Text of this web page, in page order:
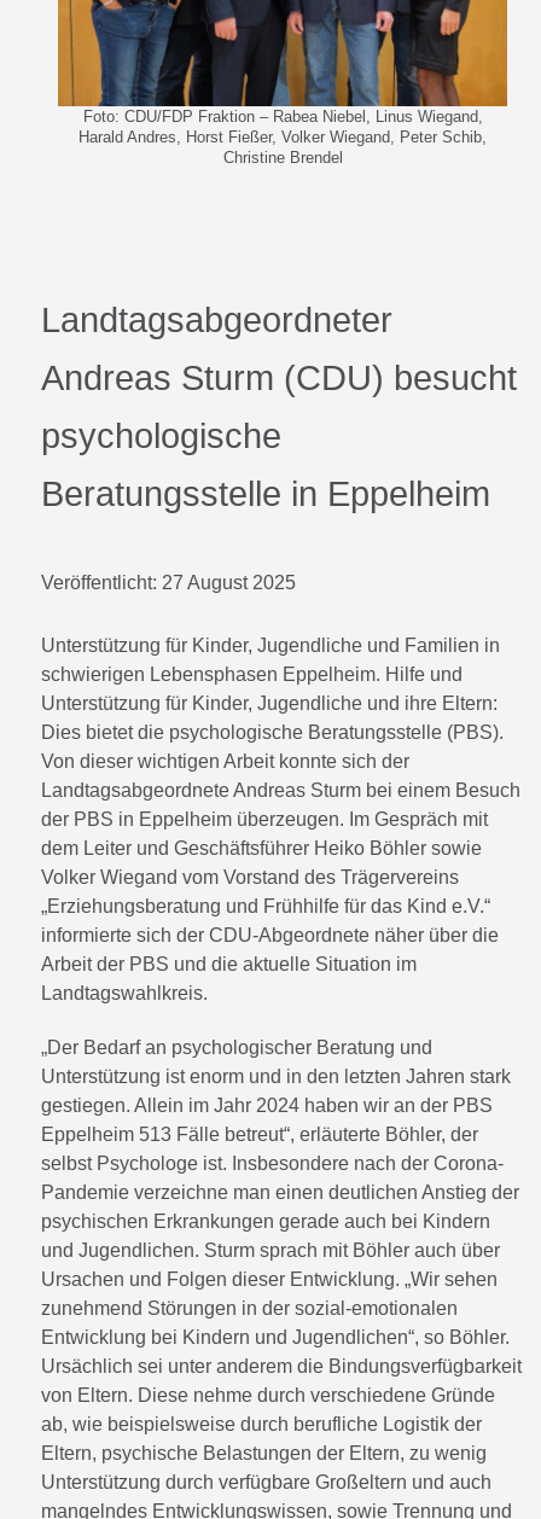
Foto: CDU/FDP Fraktion – Rabea Niebel, Linus Wiegand,
Harald Andres, Horst Fießer, Volker Wiegand, Peter Schib,
Christine Brendel
Landtagsabgeordneter
Andreas Sturm (CDU) besucht
psychologische
Beratungsstelle in Eppelheim
Veröffentlicht: 27 August 2025
Unterstützung für Kinder, Jugendliche und Familien in
schwierigen Lebensphasen Eppelheim. Hilfe und
Unterstützung für Kinder, Jugendliche und ihre Eltern:
Dies bietet die psychologische Beratungsstelle (PBS).
Von dieser wichtigen Arbeit konnte sich der
Landtagsabgeordnete Andreas Sturm bei einem Besuch
der PBS in Eppelheim überzeugen. Im Gespräch mit
dem Leiter und Geschäftsführer Heiko Böhler sowie
Volker Wiegand vom Vorstand des Trägervereins
„Erziehungsberatung und Frühhilfe für das Kind e.V.“
informierte sich der CDU-Abgeordnete näher über die
Arbeit der PBS und die aktuelle Situation im
Landtagswahlkreis.
„Der Bedarf an psychologischer Beratung und
Unterstützung ist enorm und in den letzten Jahren stark
gestiegen. Allein im Jahr 2024 haben wir an der PBS
Eppelheim 513 Fälle betreut“, erläuterte Böhler, der
selbst Psychologe ist. Insbesondere nach der Corona-
Pandemie verzeichne man einen deutlichen Anstieg der
psychischen Erkrankungen gerade auch bei Kindern
und Jugendlichen. Sturm sprach mit Böhler auch über
Ursachen und Folgen dieser Entwicklung. „Wir sehen
zunehmend Störungen in der sozial-emotionalen
Entwicklung bei Kindern und Jugendlichen“, so Böhler.
Ursächlich sei unter anderem die Bindungsverfügbarkeit
von Eltern. Diese nehme durch verschiedene Gründe
ab, wie beispielsweise durch berufliche Logistik der
Eltern, psychische Belastungen der Eltern, zu wenig
Unterstützung durch verfügbare Großeltern und auch
mangelndes Entwicklungswissen, sowie Trennung und